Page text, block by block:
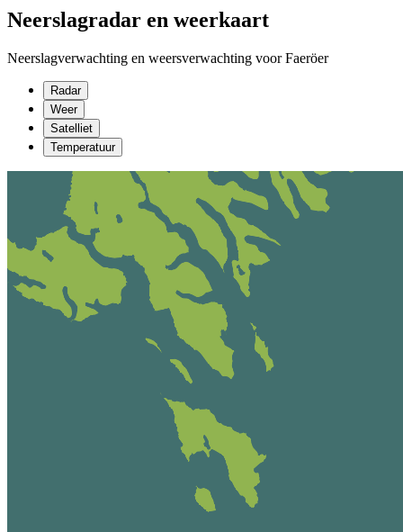
Neerslagradar en weerkaart
Neerslagverwachting en weersverwachting voor Faeröer
Radar
Weer
Satelliet
Temperatuur